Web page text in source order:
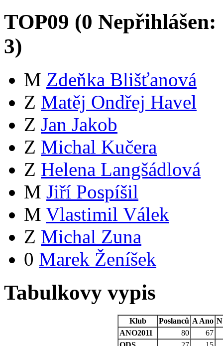
TOP09 (0 Nepřihlášen:
3)
M Zdeňka Blišťanová
Z Matěj Ondřej Havel
Z Jan Jakob
Z Michal Kučera
Z Helena Langšádlová
M Jiří Pospíšil
M Vlastimil Válek
Z Michal Zuna
0 Marek Ženíšek
Tabulkovy vypis
Klub Poslanců A Ano N
ANO2011
80
67